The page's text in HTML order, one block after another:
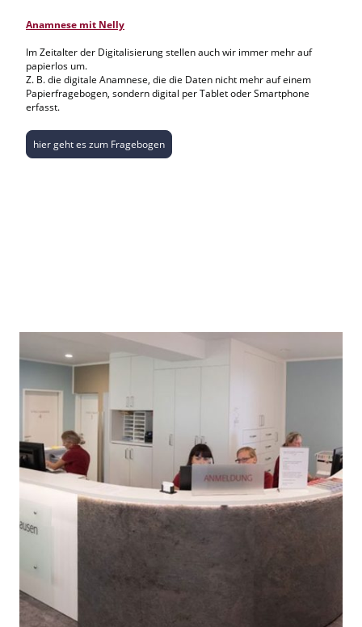
Anamnese mit Nelly
Im Zeitalter der Digitalisierung stellen auch wir immer mehr auf
papierlos um.
Z. B. die digitale Anamnese, die die Daten nicht mehr auf einem
Papierfragebogen, sondern digital per Tablet oder Smartphone
erfasst.
hier geht es zum Fragebogen